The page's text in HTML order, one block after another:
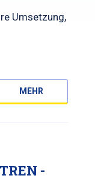
Umsetzung,
MEHR
-